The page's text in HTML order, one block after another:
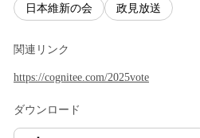
日本維新の会 政見放送
関連リンク
https://cognitee.com/2025vote
ダウンロード